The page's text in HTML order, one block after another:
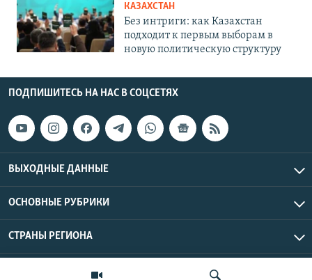
КАЗАХСТАН
Без интриги: как Казахстан
подходит к первым выборам в
новую политическую структуру
ПОДПИШИТЕСЬ НА НАС В СОЦСЕТЯХ
ВЫХОДНЫЕ ДАННЫЕ
ОСНОВНЫЕ РУБРИКИ
СТРАНЫ РЕГИОНА
Азаттык Азия © 2026 RFE/RL, Inc. | Все права защищены.